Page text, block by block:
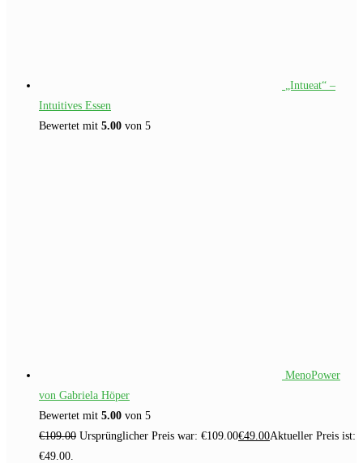
„Intueat“ –
Intuitives Essen
Bewertet mit 5.00 von 5
MenoPower
von Gabriela Höper
Bewertet mit 5.00 von 5
€109.00 Ursprünglicher Preis war: €109.00€49.00Aktueller Preis ist:
€49.00.